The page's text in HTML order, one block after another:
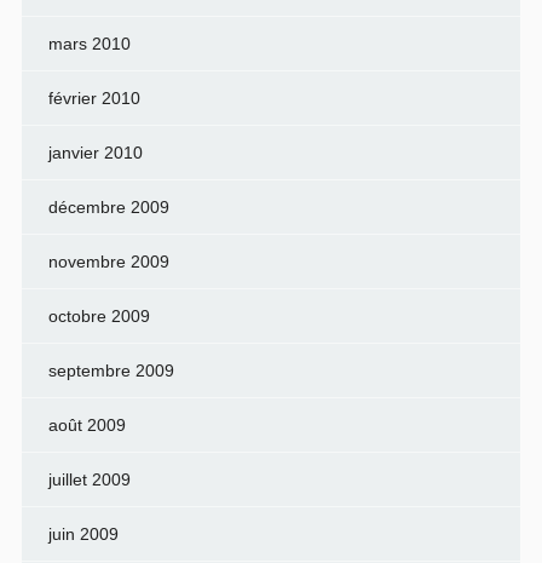
mars 2010
février 2010
janvier 2010
décembre 2009
novembre 2009
octobre 2009
septembre 2009
août 2009
juillet 2009
juin 2009